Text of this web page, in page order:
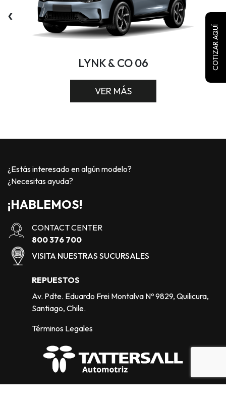
COTIZAR AQUÍ
LYNK & CO 06
VER MÁS
‹ ›
¿Estás interesado en algún modelo?
¿Necesitas ayuda?
¡HABLEMOS!
CONTACT CENTER
800 376 700
VISITA NUESTRAS SUCURSALES
REPUESTOS
Av. Pdte. Eduardo Frei Montalva Nº 9829, Quilicura,
Santiago, Chile.
Términos Legales